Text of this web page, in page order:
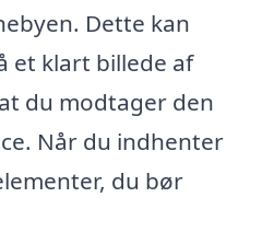
Dette kan
et klart billede af
du modtager den
Når du indhenter
du bør